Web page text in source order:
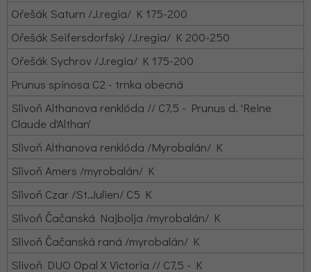
Ořešák Saturn /J.regia/ K 175-200
Ořešák Seifersdorfský /J.regia/ K 200-250
Ořešák Sychrov /J.regia/ K 175-200
Prunus spinosa C2 - trnka obecná
Slivoň Althanova renklóda // C7,5 - Prunus d. 'Reine
Claude d'Althan'
Slivoň Althanova renklóda /Myrobalán/ K
Slivoň Amers /myrobalán/ K
Slivoň Czar /St.Julien/ C5 K
Slivoň Čačanská Najbolja /myrobalán/ K
Slivoň Čačanská raná /myrobalán/ K
Slivoň DUO Opal X Victoria // C7,5 - K